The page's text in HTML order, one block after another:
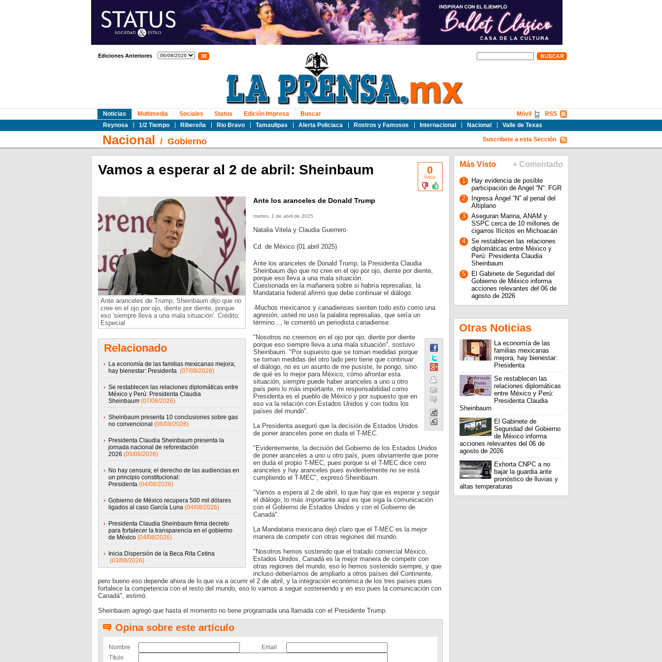
Ediciones Anteriores
Noticias
Reynosa
1/2 Tiempo Ribereña Rio Bravo Tamaulipas Alerta Policiaca Rostros y Famosos Internacional Nacional Valle de Texas
Multimedia Sociales Status Edición Impresa Buscar RSS
Móvil
Nacional / Gobierno Suscribete a esta Sección
0
Votos
Vamos a esperar al 2 de abril: Sheinbaum
Ante aranceles de Trump, Sheinbaum dijo que no
cree en el ojo por ojo, diente por diente, porque
eso 'siempre lleva a una mala situación'. Crédito:
Especial
Relacionado
La economía de las familias mexicanas mejora;
hay bienestar: Presidenta (07/08/2026)
Se restablecen las relaciones diplomáticas entre
México y Perú: Presidenta Claudia
Sheinbaum (07/08/2026)
Sheinbaum presenta 10 conclusiones sobre gas
no convencional (06/08/2026)
Presidenta Claudia Sheinbaum presenta la
jornada nacional de reforestación
2026 (05/08/2026)
No hay censura; el derecho de las audiencias en
un principio constitucional:
Presidenta (04/08/2026)
Gobierno de México recupera 500 mil dólares
ligados al caso García Luna (04/08/2026)
Presidenta Claudia Sheinbaum firma decreto
para fortalecer la transparencia en el gobierno
de México (04/08/2026)
Inicia Dispersión de la Beca Rita Cetina
(03/08/2026)
Ante los aranceles de Donald Trump
martes, 1 de abril de 2025
Natalia Vitela y Claudia Guerrero
Cd. de México (01 abril 2025)
Ante los aranceles de Donald Trump, la Presidenta Claudia
Sheinbaum dijo que no cree en el ojo por ojo, diente por diente,
porque eso lleva a una mala situación.
Cuestionada en la mañanera sobre si habría represalias, la
Mandataria federal afirmó que debe continuar el diálogo.
-Muchos mexicanos y canadienses sienten todo esto como una
agresión, usted no uso la palabra represalias, que sería un
término..., le comentó un periodista canadiense.
"Nosotros no creemos en el ojo por ojo, diente por diente
porque eso siempre lleva a una mala situación", sostuvo
Sheinbaum. "Por supuesto que se toman medidas porque
se toman medidas del otro lado pero tiene que continuar
el diálogo, no es un asunto de me pusiste, te pongo, sino
de qué es lo mejor para México, cómo afrontar esta
situación, siempre puede haber aranceles a uno u otro
país pero lo más importante, mi responsabilidad como
Presidenta es el pueblo de México y por supuesto que en
eso va la relación con Estados Unidos y con todos los
países del mundo".
La Presidenta aseguró que la decisión de Estados Unidos
de poner aranceles pone en duda el T-MEC.
"Evidentemente, la decisión del Gobierno de los Estados Unidos
de poner aranceles a uno u otro país, pues obviamente que pone
en duda el propio T-MEC, pues porque si el T-MEC dice cero
aranceles y hay aranceles pues evidentemente no se está
cumpliendo el T-MEC", expresó Sheinbaum.
"Vamos a espera al 2 de abril, lo que hay que es esperar y seguir
el diálogo, lo más importante aquí es que siga la comunicación
con el Gobierno de Estados Unidos y con el Gobierno de
Canadá".
La Mandataria mexicana dejó claro que el T-MEC es la mejor
manera de competir con otras regiones del mundo.
"Nosotros hemos sostenido que el tratado comercial México,
Estados Unidos, Canadá es la mejor manera de competir con
otras regiones del mundo, eso lo hemos sostenido siempre, y que
incluso deberíamos de ampliarlo a otros países del Continente,
pero bueno eso depende ahora de lo que va a ocurrir el 2 de abril, y la integración económica de los tres países pues
fortalece la competencia con el resto del mundo, eso lo vamos a seguir sosteniendo y en eso pues la comunicación con
Canadá", estimó.
Sheinbaum agregó que hasta el momento no tiene programada una llamada con el Presidente Trump.
Opina sobre este artículo
Nombre
Email
Título
Más Visto + Comentado
1
Hay evidencia de posible
participación de Angel “N”: FGR
2
Ingresa Ángel “N” al penal del
Altiplano
3
Aseguran Marina, ANAM y
SSPC cerca de 10 millones de
cigarros Ilícitos en Michoacán
4
Se restablecen las relaciones
diplomáticas entre México y
Perú: Presidenta Claudia
Sheinbaum
5
El Gabinete de Seguridad del
Gobierno de México informa
acciones relevantes del 06 de
agosto de 2026
Otras Noticias
La economía de las
familias mexicanas
mejora; hay bienestar:
Presidenta
Se restablecen las
relaciones diplomáticas
entre México y Perú:
Presidenta Claudia
Sheinbaum
El Gabinete de
Seguridad del Gobierno
de México informa
acciones relevantes del 06 de
agosto de 2026
Exhorta CNPC a no
bajar la guardia ante
pronóstico de lluvias y
altas temperaturas